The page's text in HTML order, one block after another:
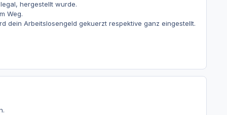
hergestellt wurde.
Weg.
dein Arbeitslosengeld gekuerzt respektive ganz eingestellt.